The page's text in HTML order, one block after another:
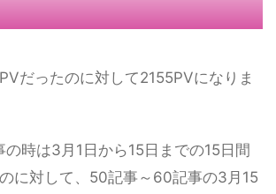
だったのに対して2155PVになりま
時は3月1日から15日までの15日間
に対して、50記事～60記事の3月15